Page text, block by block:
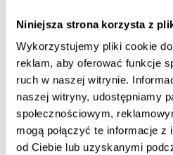
Niniejsza strona korzysta z
Wykorzystujemy pliki cookie
reklam, aby oferować funkcje
ruch w naszej witrynie.
naszej witryny, udostępniamy
społecznościowym,
mogą połączyć te informacje
od Ciebie lub uzyskanymi
dąb cremona
Wybarwienie frontów górnych:
jasne drewnopodobne
Wybarwienie korpusu: